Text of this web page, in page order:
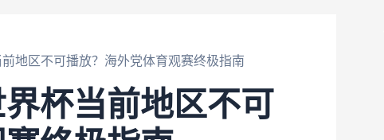
地区不可播放？海外党体育观赛终极指南
杯当前地区不可